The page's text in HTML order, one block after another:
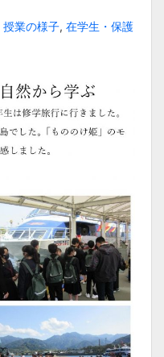
授業の様子, 在学生・保護